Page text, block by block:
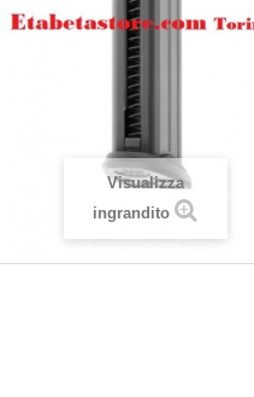
Visualizza
ingrandito